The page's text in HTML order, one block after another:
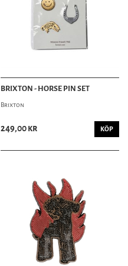
BRIXTON - HORSE PIN SET
Brixton
249,00 kr KÖP